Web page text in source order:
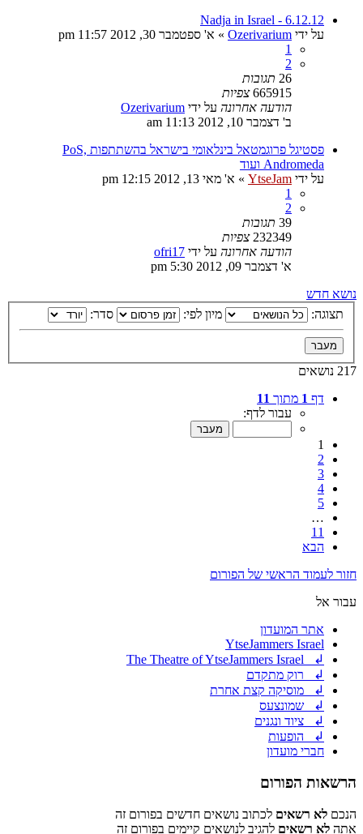
Nadja in Israel - 6.12.12
על ידי Ozerivarium
» א' ספטמבר 30, 2012 11:57 pm
1
2
26 תגובות
665915 צפיות
הודעה אחרונה על ידי Ozerivarium
ב' דצמבר 10, 2012 11:13 am
פסטיגל פרוגמטאל בינלאומי בישראל בהשתתפות PoS,
Andromeda ועוד
על ידי YtseJam
» א' מאי 13, 2012 12:15 pm
1
2
39 תגובות
232349 צפיות
הודעה אחרונה על ידי ofri17
א' דצמבר 09, 2012 5:30 pm
נושא חדש
תצוגה:
מיון לפי: סדר:
217 נושאים
דף 1 מתוך 11
עבור לדף:
1
2
3
4
5
…
11
הבא
חזור לעמוד הראשי של הפורום
עבור אל
אתר המועדון
YtseJammers Israel
↲ The Theatre of YtseJammers Israel
↲ רוק מתקדם
↲ מוסיקה קצת אחרת
↲ שמונצעס
↲ ציוד ונגנים
↲ הופעות
חברי מועדון
הרשאות הפורום
הנכם לא רשאים לכתוב נושאים חדשים בפורום זה
אתה לא רשאים להגיב לנושאים קיימים בפורום זה